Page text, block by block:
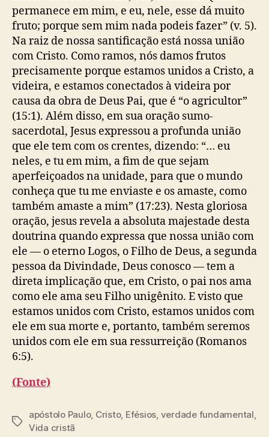
permanece em mim, e eu, nele, esse dá muito
fruto; porque sem mim nada podeis fazer” (v. 5).
Na raiz de nossa santificação está nossa união
com Cristo. Como ramos, nós damos frutos
precisamente porque estamos unidos a Cristo, a
videira, e estamos conectados à videira por
causa da obra de Deus Pai, que é “o agricultor”
(15:1). Além disso, em sua oração sumo-
sacerdotal, Jesus expressou a profunda união
que ele tem com os crentes, dizendo: “… eu
neles, e tu em mim, a fim de que sejam
aperfeiçoados na unidade, para que o mundo
conheça que tu me enviaste e os amaste, como
também amaste a mim” (17:23). Nesta gloriosa
oração, jesus revela a absoluta majestade desta
doutrina quando expressa que nossa união com
ele — o eterno Logos, o Filho de Deus, a segunda
pessoa da Divindade, Deus conosco — tem a
direta implicação que, em Cristo, o pai nos ama
como ele ama seu Filho unigênito. E visto que
estamos unidos com Cristo, estamos unidos com
ele em sua morte e, portanto, também seremos
unidos com ele em sua ressurreição (Romanos
6:5).
(Fonte)
T
apóstolo Paulo, Cristo, Efésios verdade fundamental
Vida cristã